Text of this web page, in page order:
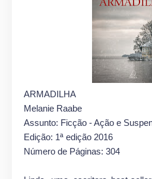
ARMADILHA
Melanie Raabe
Assunto: Ficção - Ação e
Edição: 1ª edição 2016
Número de Páginas: 304